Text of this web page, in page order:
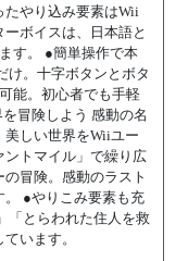
たやり込み要素はWii
ボイスは、日本語と
す。 ●簡単操作で本
け。十字ボタンとボタ
能。初心者でも手軽
冒険しよう 感動の名
美しい世界をWiiユー
トマイル」で繰り広
冒険。感動のラスト
。 ●やりこみ要素も充
「とらわれた住人を救
います。